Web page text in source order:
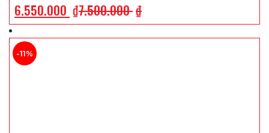
6.550.000 ₫7.500.000₫
-11%